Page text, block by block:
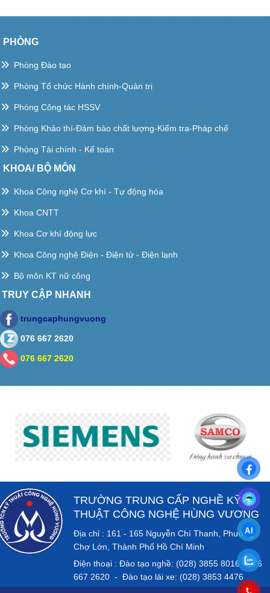
PHÒNG
Phòng Đào tạo
Phòng Tổ chức Hành chính-Quản trị
Phòng Công tác HSSV
Phòng Khảo thí-Đảm bảo chất lượng-Kiểm tra-Pháp chế
Phòng Tài chính - Kế toán
KHOA/ BỘ MÔN
Khoa Công nghệ Cơ khí - Tự động hóa
Khoa CNTT
Khoa Cơ khí động lực
Khoa Công nghệ Điện - Điện tử - Điện lạnh
Bộ môn KT nữ công
TRUY CẬP NHANH
trungcaphungvuong
076 667 2620
076 667 2620
TRƯỜNG TRUNG CẤP NGHỀ KỸ
THUẬT CÔNG NGHỆ HÙNG VƯƠNG
Địa chỉ : 161 - 165 Nguyễn Chí Thanh, Phường
Chợ Lớn, Thành Phố Hồ Chí Minh
Điện thoại : Đào tạo nghề: (028) 3855 8016 - 076
667 2620 - Đào tạo lái xe: (028) 3853 4476